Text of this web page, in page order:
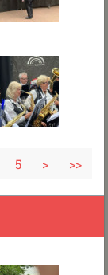
5 > >>